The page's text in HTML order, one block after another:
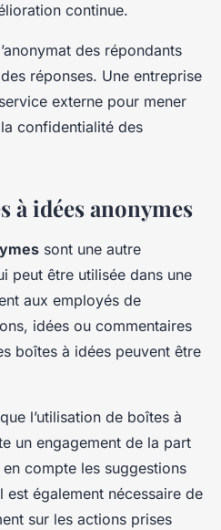
continue.
des répondants
réponses. Une entreprise
externe pour mener
confidentialité des
à idées anonymes
sont une autre
peut être utilisée dans une
aux employés de
idées ou commentaires
boîtes à idées peuvent être
l’utilisation de boîtes à
un engagement de la part
compte les suggestions
également nécessaire de
sur les actions prises